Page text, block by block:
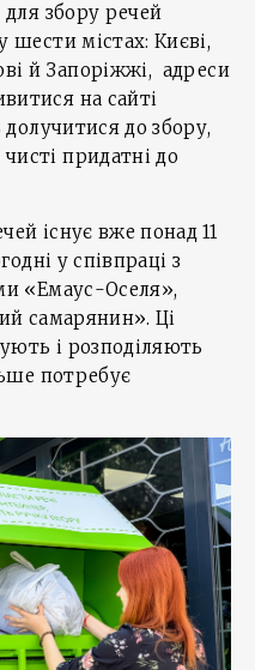
для збору речей
містах: Києві,
й Запоріжжі, адреси
на сайті
долучитися до збору,
придатні до
існує вже понад 11
у співпраці з
«Емаус-Оселя»,
самарянин». Ці
і розподіляють
потребує